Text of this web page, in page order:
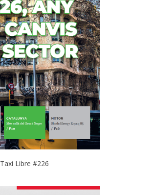
Taxi Libre #226